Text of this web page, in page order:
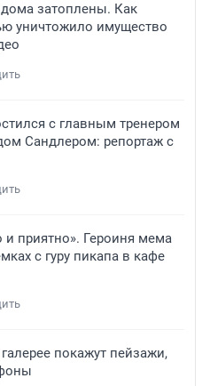
затоплены. Как
уничтожило имущество
с главным тренером
Сандлером: репортаж с
и приятно». Героиня мема
с гуру пикапа в кафе
покажут пейзажи,